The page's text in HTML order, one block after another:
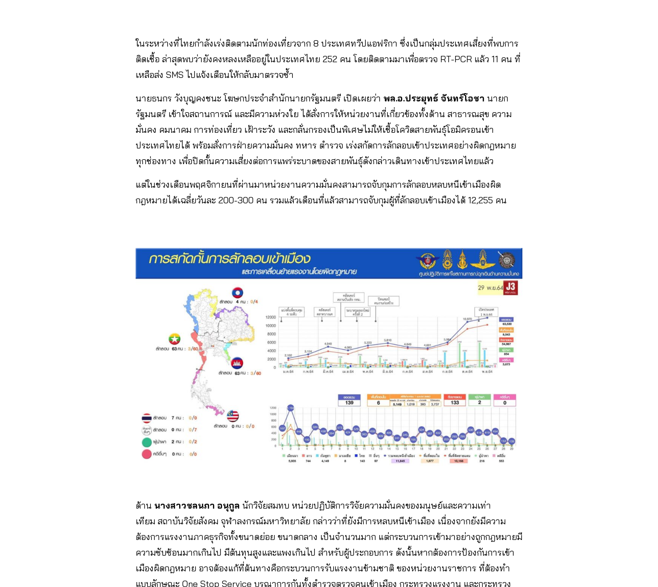
ในระหว่างที่ไทยกำลังเร่งติดตามนักท่องเที่ยวจาก 8 ประเทศทวีปแอฟริกา ซึ่งเป็นกลุ่มประเทศเสี่ยงที่พบการ
ติดเชื้อ ล่าสุดพบว่ายังคงหลงเหลืออยู่ในประเทศไทย 252 คน โดยติดตามมาเพื่อตรวจ RT-PCR แล้ว 11 คน ที่
เหลือส่ง SMS ไปแจ้งเตือนให้กลับมาตรวจซ้ำ
นายธนกร วังบุญคงชนะ โฆษกประจำสำนักนายกรัฐมนตรี เปิดเผยว่า พล.อ.ประยุทธ์ จันทร์โอชา นายก
รัฐมนตรี เข้าใจสถานการณ์ และมีความห่วงใย ได้สั่งการให้หน่วยงานที่เกี่ยวข้องทั้งด้าน สาธารณสุข ความ
มั่นคง คมนาคม การท่องเที่ยว เฝ้าระวัง และกลั่นกรองเป็นพิเศษไม่ให้เชื้อโควิดสายพันธุ์โอมิครอนเข้า
ประเทศไทยได้ พร้อมสั่งการฝ่ายความมั่นคง ทหาร ตำรวจ เร่งสกัดการลักลอบเข้าประเทศอย่างผิดกฎหมาย
ทุกช่องทาง เพื่อปิดกั้นความเสี่ยงต่อการแพร่ระบาดของสายพันธุ์ดังกล่าวเดินทางเข้าประเทศไทยแล้ว
แต่ในช่วงเดือนพฤศจิกายนที่ผ่านมาหน่วยงานความมั่นคงสามารถจับกุมการลักลอบหลบหนีเข้าเมืองผิด
กฎหมายได้เฉลี่ยวันละ 200-300 คน รวมแล้วเดือนที่แล้วสามารถจับกุมผู้ที่ลักลอบเข้าเมืองได้ 12,255 คน
ด้าน นางสาวชลนภา อนุกูล นักวิจัยสมทบ หน่วยปฏิบัติการวิจัยความมั่นคงของมนุษย์และความเท่า
เทียม สถาบันวิจัยสังคม จุฬาลงกรณ์มหาวิทยาลัย กล่าวว่าที่ยังมีการหลบหนีเข้าเมือง เนื่องจากยังมีความ
ต้องการแรงงานภาคธุรกิจทั้งขนาดย่อย ขนาดกลาง เป็นจำนวนมาก แต่กระบวนการเข้ามาอย่างถูกกฎหมายมี
ความซับซ้อนมากเกินไป มีต้นทุนสูงและแพงเกินไป สำหรับผู้ประกอบการ ดังนั้นหากต้องการป้องกันการเข้า
เมืองผิดกฎหมาย อาจต้องแก้ที่ต้นทางคือกระบวนการรับแรงงานข้ามชาติ ของหน่วยงานราชการ ที่ต้องทำ
แบบลักษณะ One Stop Service บูรณาการกันทั้งตำรวจตรวจคนเข้าเมือง กระทรวงแรงงาน และกระทรวง